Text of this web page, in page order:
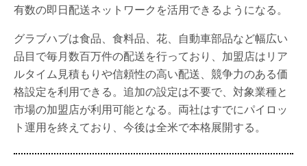
有数の即日配送ネットワークを活用できるようになる。
グラブハブは食品、食料品、花、自動車部品など幅広い
品目で毎月数百万件の配送を行っており、加盟店はリア
ルタイム見積もりや信頼性の高い配送、競争力のある価
格設定を利用できる。追加の設定は不要で、対象業種と
市場の加盟店が利用可能となる。両社はすでにパイロッ
ト運用を終えており、今後は全米で本格展開する。